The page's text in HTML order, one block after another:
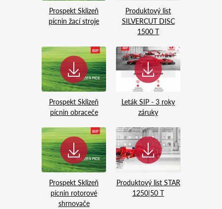
Prospekt Sklizeň
pícnin žací stroje
Produktový list
SILVERCUT DISC
1500 T
Prospekt Sklizeň
pícnin obraceče
Leták SIP - 3 roky
záruky
Prospekt Sklizeň
pícnin rotorové
shrnovače
Produktový list STAR
1250|50 T